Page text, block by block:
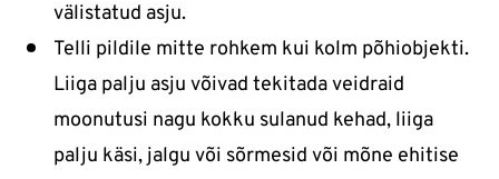
välistatud asju.
Telli pildile mitte rohkem kui kolm põhiobjekti.
Liiga palju asju võivad tekitada veidraid
moonutusi nagu kokku sulanud kehad, liiga
palju käsi, jalgu või sõrmesid või mõne ehitise